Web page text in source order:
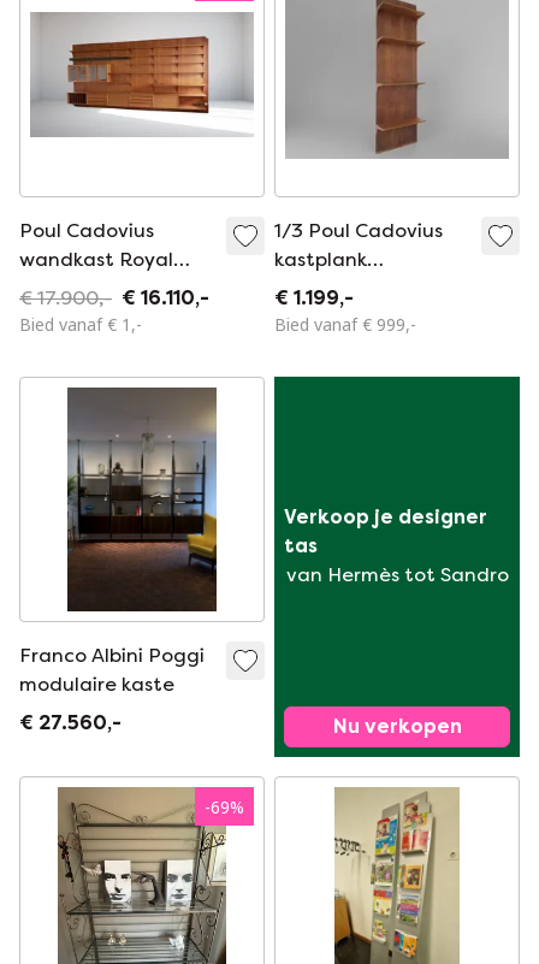
Poul Cadovius
wandkast Royal
Shelf System
Opbergsysteem
€ 17.900,- € 16.110,-
Bied vanaf € 1,-
1/3 Poul Cadovius
kastplank
Bibliotheque Royal
plank Teakhout
€ 1.199,-
Bied vanaf € 999,-
Franco Albini Poggi
modulaire kaste
€ 27.560,-
Verkoop je designer
tas
van Hermès tot Sandro
Nu verkopen
-69%